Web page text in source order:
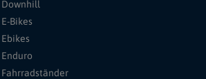
Downhill
E-Bikes
Ebikes
Enduro
Fahrradständer